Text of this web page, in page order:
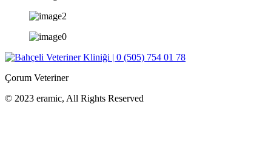
Çorum Veteriner
© 2023 eramic, All Rights Reserved